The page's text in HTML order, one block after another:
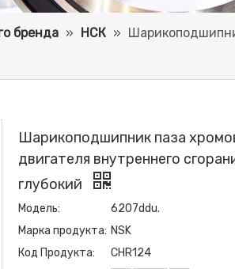
бренда » НСК »
Шарикоподшипник паза
двигателя внутреннего
глубокий
Модель:
6207ddu.
Марка продукта: NSK
Код Продукта:
CHR124